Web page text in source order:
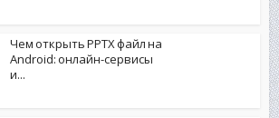
Чем открыть PPTX файл на
Android: онлайн-сервисы
и...